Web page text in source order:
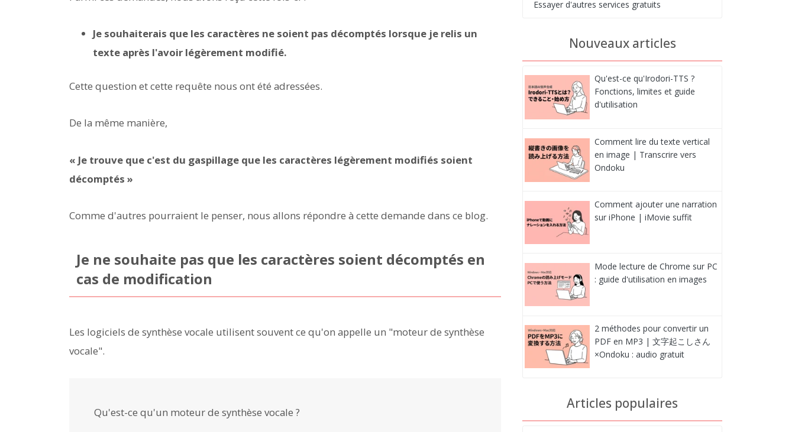
Je souhaiterais que les caractères ne soient pas décomptés lorsque je relis un
texte après l'avoir légèrement modifié.
Cette question et cette requête nous ont été adressées.
De la même manière,
« Je trouve que c'est du gaspillage que les caractères légèrement modifiés soient
décomptés »
Comme d'autres pourraient le penser, nous allons répondre à cette demande dans ce blog.
Je ne souhaite pas que les caractères soient décomptés en
cas de modification
Les logiciels de synthèse vocale utilisent souvent ce qu'on appelle un "moteur de synthèse
vocale".
Qu'est-ce qu'un moteur de synthèse vocale ?
Essayer d'autres services gratuits
Nouveaux articles
Qu'est-ce qu'Irodori-TTS ?
Fonctions, limites et guide
d'utilisation
Comment lire du texte vertical
en image | Transcrire vers
Ondoku
Comment ajouter une narration
sur iPhone | iMovie suffit
Mode lecture de Chrome sur PC
: guide d'utilisation en images
2 méthodes pour convertir un
PDF en MP3 | 文字起こしさん
×Ondoku : audio gratuit
Articles populaires